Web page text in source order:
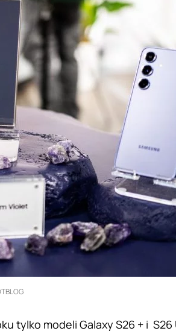
tylko modeli Galaxy S26 + i S26